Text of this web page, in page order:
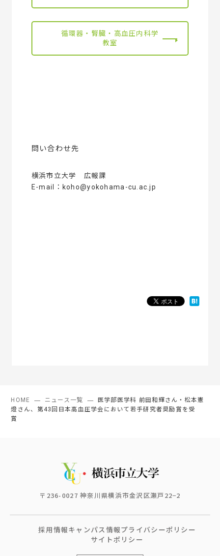
循環器・腎臓・高血圧内科学
教室
問い合わせ先
横浜市立大学 広報課
E-mail：koho@yokohama-cu.ac.jp
HOME ニュース一覧
医学部医学科 前田和輝さん・松本憲
燈さん、第43回日本高血圧学会において若手研究者奨励賞を受
賞
〒236-0027 神奈川県横浜市金沢区瀬戸22−2
採用情報キャンパス情報プライバシーポリシー
サイトポリシー